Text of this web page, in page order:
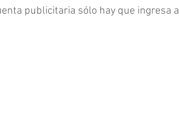
publicitaria sólo hay que ingresa a